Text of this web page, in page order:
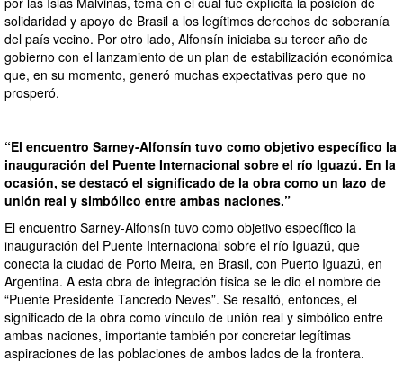
solidaridad y apoyo de Brasil a los legítimos derechos de soberanía
del país vecino. Por otro lado, Alfonsín iniciaba su tercer año de
gobierno con el lanzamiento de un plan de estabilización económica
que, en su momento, generó muchas expectativas pero que no
prosperó.
“El encuentro Sarney-Alfonsín tuvo como objetivo específico la
inauguración del Puente Internacional sobre el río Iguazú. En la
ocasión, se destacó el significado de la obra como un lazo de
unión real y simbólico entre ambas naciones.”
El encuentro Sarney-Alfonsín tuvo como objetivo específico la
inauguración del Puente Internacional sobre el río Iguazú, que
conecta la ciudad de Porto Meira, en Brasil, con Puerto Iguazú, en
Argentina. A esta obra de integración física se le dio el nombre de
“Puente Presidente Tancredo Neves”. Se resaltó, entonces, el
significado de la obra como vínculo de unión real y simbólico entre
ambas naciones, importante también por concretar legítimas
aspiraciones de las poblaciones de ambos lados de la frontera.